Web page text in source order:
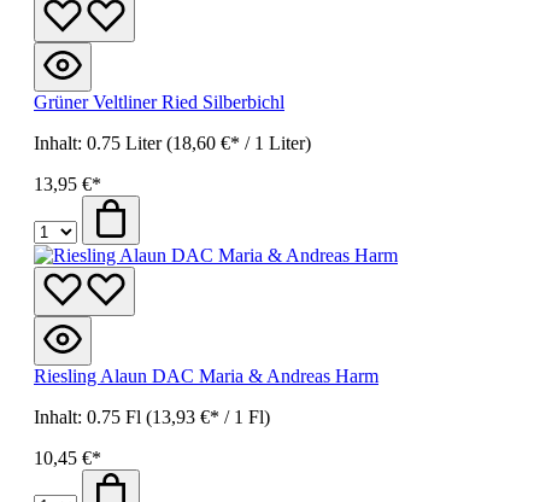
Grüner Veltliner Ried Silberbichl
Inhalt: 0.75 Liter(18,60 €* / 1 Liter)
13,95 €*
Riesling Alaun DAC Maria & Andreas Harm
Inhalt: 0.75 Fl (13,93 €* / 1 Fl)
10,45 €*